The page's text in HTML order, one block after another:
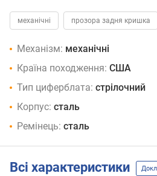
механічні прозора задня кришка
Механізм: механічні
Країна походження: США
Тип циферблата: стрілочний
Корпус: сталь
Ремінець: сталь
Всі характеристики